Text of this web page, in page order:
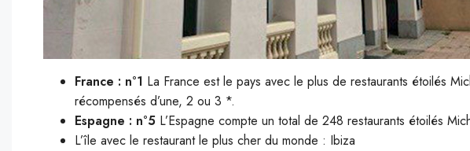
France : n°1 La France est le pays avec le plus de restaurants étoilés
récompensés d’une, 2 ou 3 *.
Espagne : n°5 L’Espagne compte un total de 248 restaurants étoilés
L’île avec le restaurant le plus cher du monde : Ibiza